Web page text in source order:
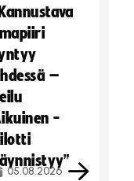
–
-
05.08.2026